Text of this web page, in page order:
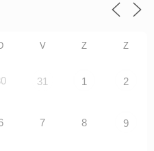
V Z Z
31 1 2
7 8 9